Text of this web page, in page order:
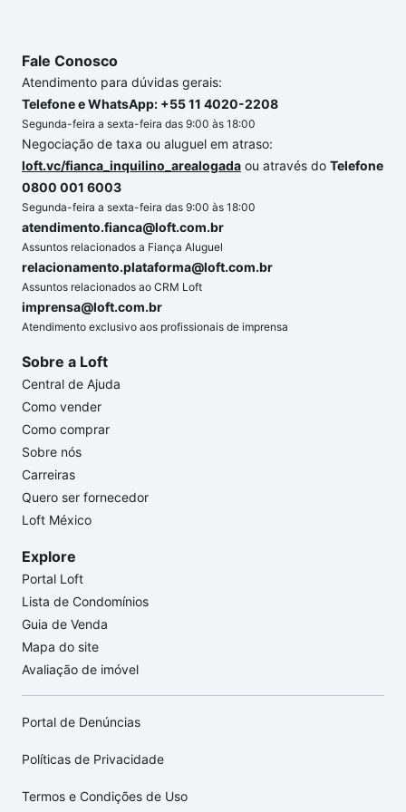
Fale Conosco
Atendimento para dúvidas gerais:
Telefone e WhatsApp: +55 11 4020-2208
Segunda-feira a sexta-feira das 9:00 às 18:00
Negociação de taxa ou aluguel em atraso:
loft.vc/fianca_inquilino_arealogada ou através do Telefone
0800 001 6003
Segunda-feira a sexta-feira das 9:00 às 18:00
atendimento.fianca@loft.com.br
Assuntos relacionados a Fiança Aluguel
relacionamento.plataforma@loft.com.br
Assuntos relacionados ao CRM Loft
imprensa@loft.com.br
Atendimento exclusivo aos profissionais de imprensa
Sobre a Loft
Central de Ajuda
Como vender
Como comprar
Sobre nós
Carreiras
Quero ser fornecedor
Loft México
Explore
Portal Loft
Lista de Condomínios
Guia de Venda
Mapa do site
Avaliação de imóvel
Portal de Denúncias
Políticas de Privacidade
Termos e Condições de Uso